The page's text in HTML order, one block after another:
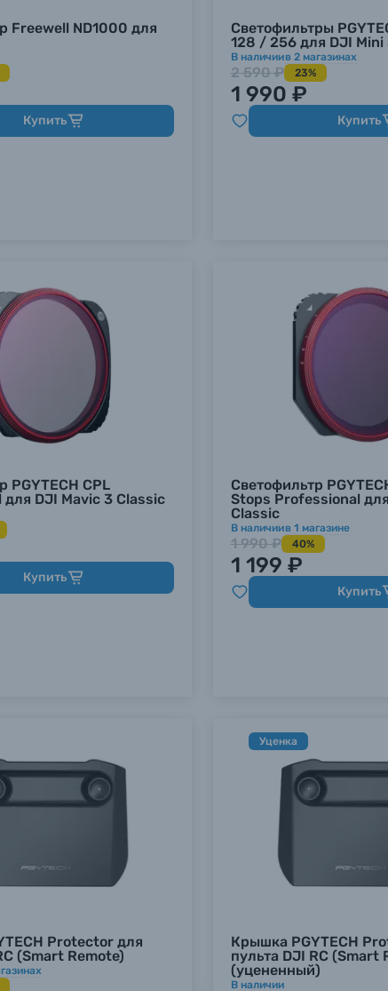
Freewell ND1000 для
Купить
Светофильтры
128 / 256 для DJI Mini
В наличиив 2магазинах
2 590 ₽ 23%
1 990 ₽
Купить
PGYTECH CPL
DJI Mavic 3 Classic
Купить
Светофильтр
Stops Professional
Classic
В наличиив 1 магазине
1 990 ₽ 40%
1 199 ₽
Купить
Protector для
(Smart Remote)
Уценка
Крышка PGYTECH
пульта DJI RC (Smart
(уцененный)
В наличии